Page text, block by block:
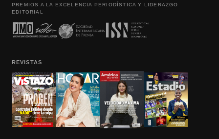
PREMIOS A LA EXCELENCIA PERIODÍSTICA Y LIDERAZGO
EDITORIAL
REVISTAS